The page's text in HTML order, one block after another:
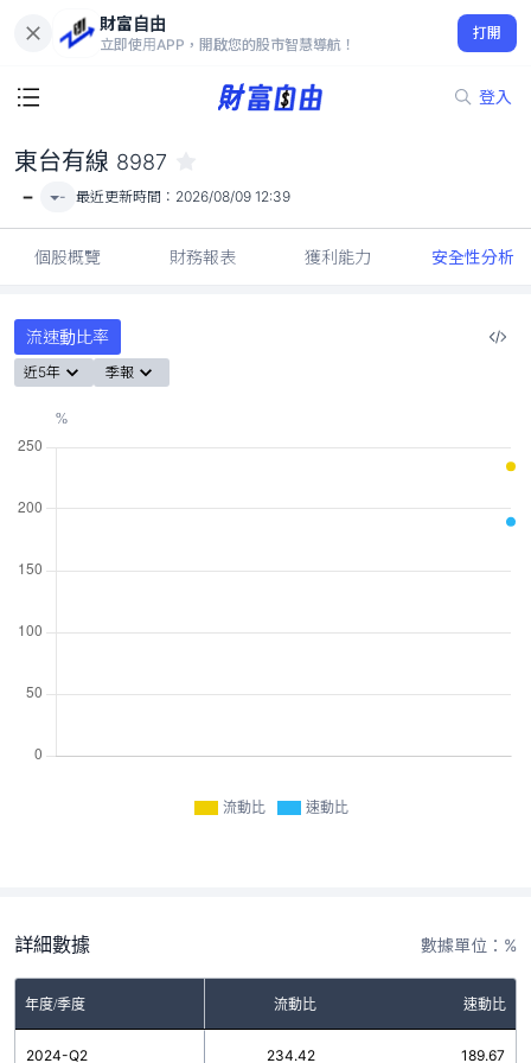
財富自由
立即使用APP，開啟您的股市智慧導航！
打開
登入
-
東台有線 8987
- - 最近更新時間： 2026/08/09 12:39
個股概覽 財務報表 獲利能力 安全性分析
流速動比率
近5年 季報
流動比 速動比
詳細數據 數據單位：%
年度/季度 流動比 速動比
2024-Q2 234.42 189.67